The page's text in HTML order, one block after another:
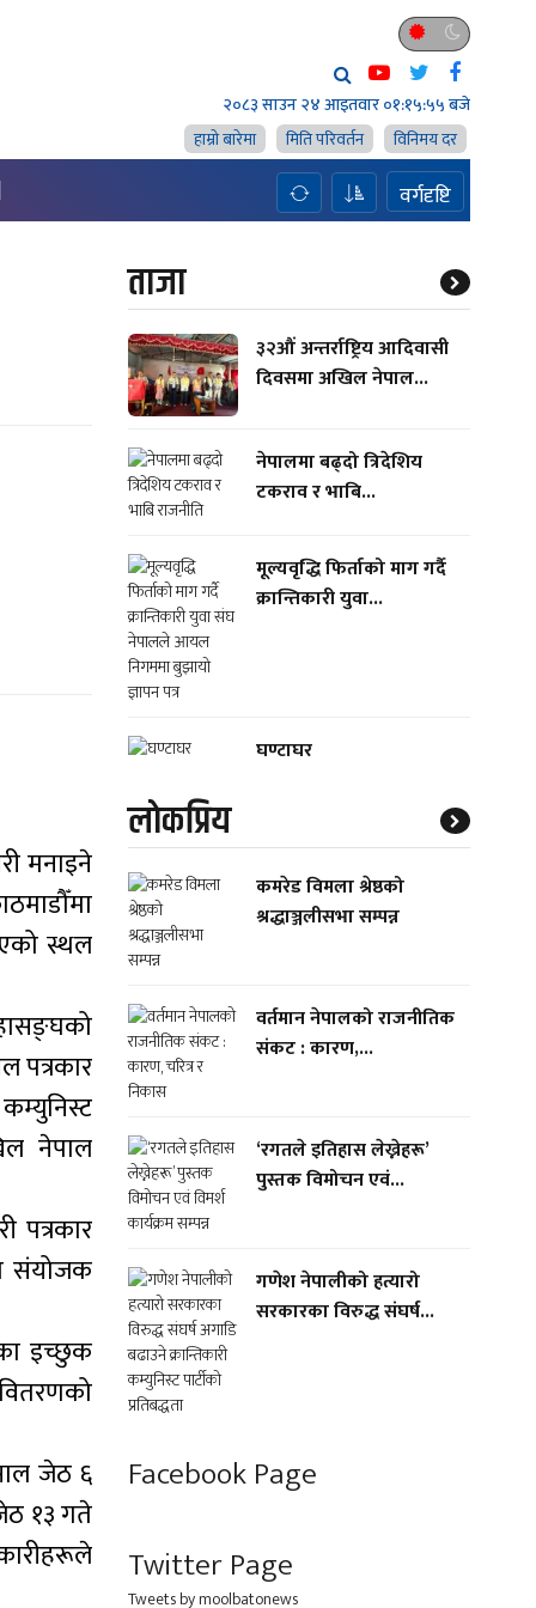
२०८३ साउन २४ आइतवार०१:१५:५६ बजे
हाम्राे बारेमा
मिति परिवर्तन विनिमय दर
वर्गदृष्टि
मनाइने
स्थल
पत्रकार
नेपाल
पत्रकार
संयोजक
इच्छुक
जेठ ६
१३ गते
ताजा
३२औं अन्तर्राष्ट्रिय आदिवासी
दिवसमा अखिल नेपाल...
नेपालमा बढ्दो त्रिदेशिय
टकराव र भाबि...
मूल्यवृद्धि फिर्ताको माग गर्दै
क्रान्तिकारी युवा...
घण्टाघर
लाेकप्रिय
कमरेड विमला श्रेष्ठको
श्रद्धाञ्जलीसभा सम्पन्न
वर्तमान नेपालको राजनीतिक
संकट : कारण,...
‘रगतले इतिहास लेख्नेहरू’
पुस्तक विमोचन एवं...
गणेश नेपालीको हत्यारो
सरकारका विरुद्ध संघर्ष...
Facebook Page
Twitter Page
Tweets by moolbatonews